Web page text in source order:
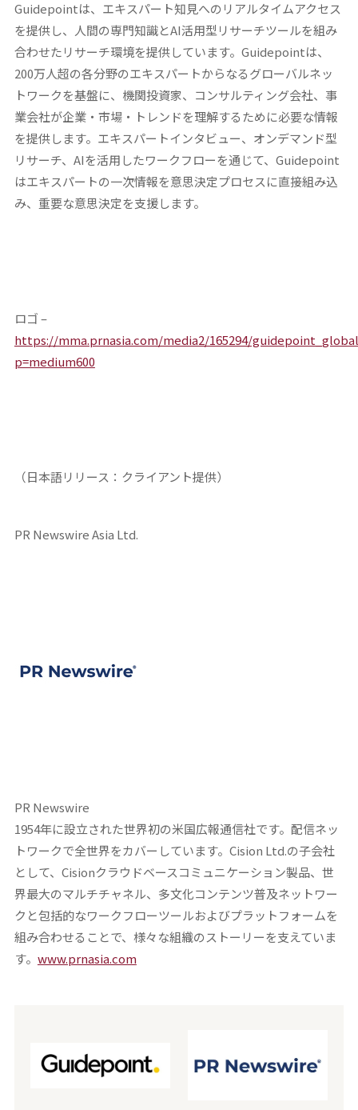
Guidepointは、エキスパート知見へのリアルタイムアクセス
を提供し、人間の専門知識とAI活用型リサーチツールを組み
合わせたリサーチ環境を提供しています。Guidepointは、
200万人超の各分野のエキスパートからなるグローバルネッ
トワークを基盤に、機関投資家、コンサルティング会社、事
業会社が企業・市場・トレンドを理解するために必要な情報
を提供します。エキスパートインタビュー、オンデマンド型
リサーチ、AIを活用したワークフローを通じて、Guidepoint
はエキスパートの一次情報を意思決定プロセスに直接組み込
み、重要な意思決定を支援します。
ロゴ –
https://mma.prnasia.com/media2/165294/
p=medium600
（日本語リリース：クライアント提供）
PR Newswire Asia Ltd.
PR Newswire
1954年に設立された世界初の米国広報通信社です。配信ネッ
トワークで全世界をカバーしています。Cision Ltd.の子会社
として、Cisionクラウドベースコミュニケーション製品、世
界最大のマルチチャネル、多文化コンテンツ普及ネットワー
クと包括的なワークフローツールおよびプラットフォームを
組み合わせることで、様々な組織のストーリーを支えていま
す。 www.prnasia.com